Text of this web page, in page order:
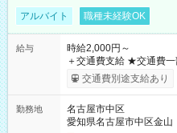
アルバイト 職種未経験OK
給与
時給2,000円～
＋交通費支給 ★交通費一部支給！ ┗1日500円を超えた分は全額
支給！ ※往復500円以内の
OK！（規定あり） ┗働
期間なし
交通費別途支給あり
勤務地
名古屋市中区
愛知県名古屋市中区金山